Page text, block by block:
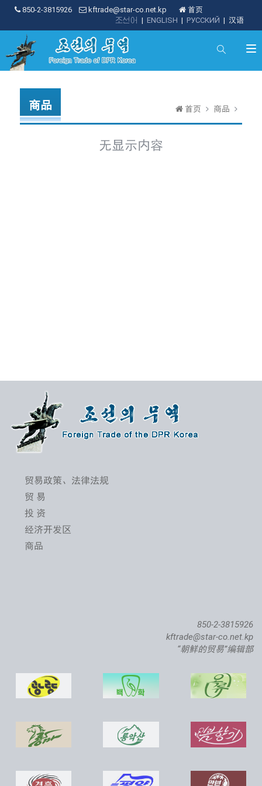
850-2-3815926 kftrade@star-co.net.kp
首页
| 汉语
| РУССКИЙ
| ENGLISH
조선어
商品 首页 商品
无显示内容
贸易政策、法律法规
贸 易
投 资
经济开发区
商品
850-2-3815926
kftrade@star-co.net.kp
“朝鲜的贸易”编辑部